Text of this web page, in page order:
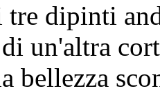
tre dipinti
un'altra
bellezza